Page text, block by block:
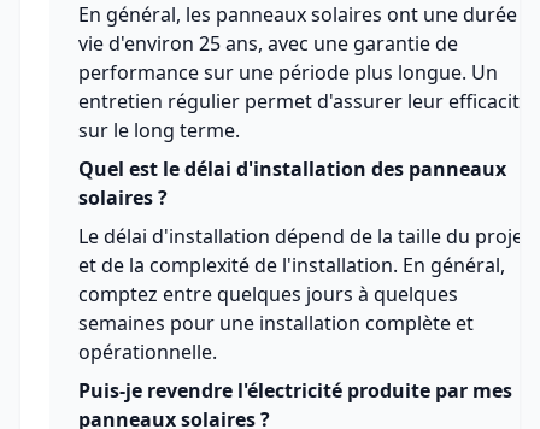
En général, les panneaux solaires ont une durée
vie d'environ 25 ans, avec une garantie de
performance sur une période plus longue. Un
entretien régulier permet d'assurer leur efficacité
sur le long terme.
Quel est le délai d'installation des panneaux
solaires ?
Le délai d'installation dépend de la taille du projet
et de la complexité de l'installation. En général,
comptez entre quelques jours à quelques
semaines pour une installation complète et
opérationnelle.
Puis-je revendre l'électricité produite par mes
panneaux solaires ?